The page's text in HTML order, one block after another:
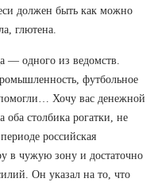
должен быть как можно
глютена.
— одного из ведомств.
футбольное
Хочу вас денежной
столбика рогатки, не
российская
в чужую зону и достаточно
Он указал на то, что